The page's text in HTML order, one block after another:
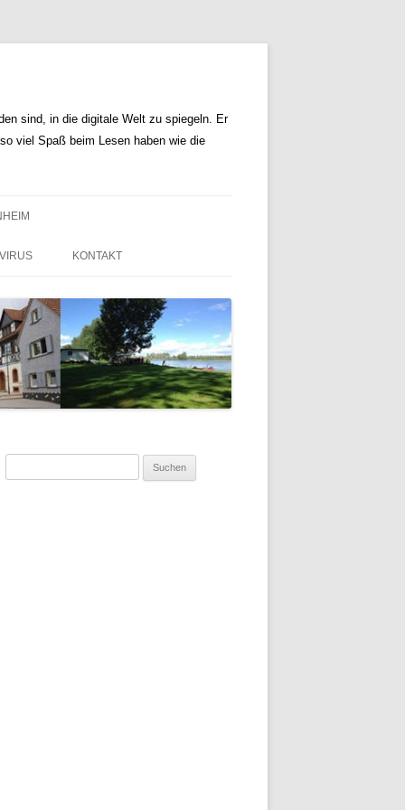
sind, in die digitale Welt zu spiegeln. Er
viel Spaß beim Lesen haben wie die
KONTAKT